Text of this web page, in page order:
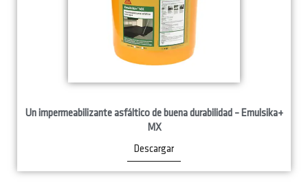
Un impermeabilizante asfáltico de buena durabilidad – Emulsika+
MX
Descargar